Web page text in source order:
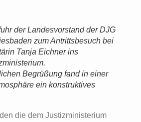
der Landesvorstand der DJG
zum Antrittsbesuch bei
Tanja Eichner ins
Begrüßung fand in einer
ein konstruktives
die dem Justizministerium